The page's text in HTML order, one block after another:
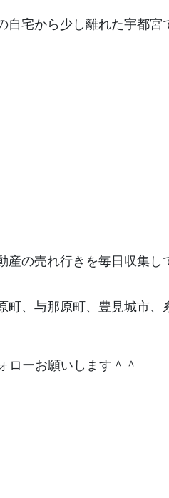
宅から少し離れた宇都宮
の売れ行きを毎日収集し
、与那原町、豊見城市、
ローお願いします＾＾